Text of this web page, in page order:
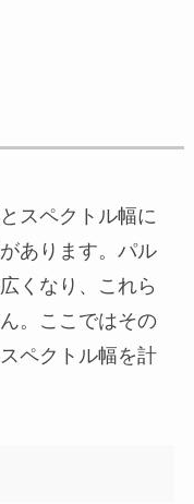
スペクトル幅に
あります。パル
くなり、これら
。ここではその
ペクトル幅を計